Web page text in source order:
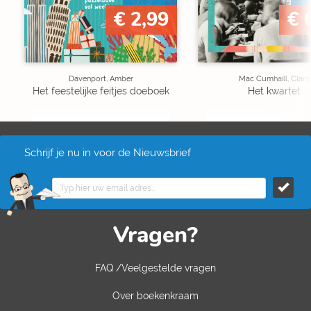
€ 2,99
Davenport, Amber
Het feestelijke feitjes doeboek
€
Mac Cumhaill, Clare
Het kwartet
Schrijf je nu in voor de Nieuwsbrief
Vragen?
FAQ /Veelgestelde vragen
Over boekenkraam